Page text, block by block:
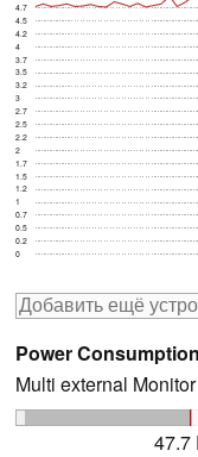
0
0.2
0.5
0.7
1
1.2
1.5
1.7
2
2.2
2.5
2.7
3
3.2
3.5
3.7
4
4.2
4.5
4.7
Power Consumption
Multi external Monitor
47.7